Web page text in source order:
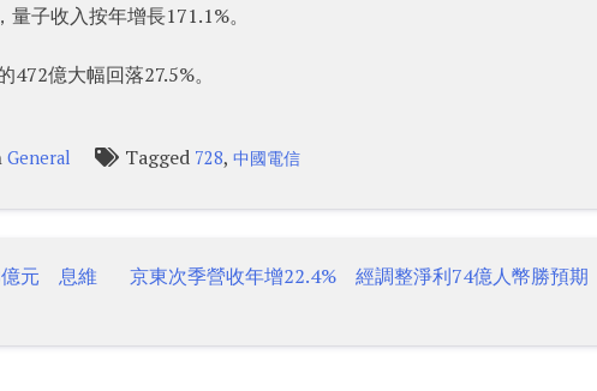
子收入按年增長171.1%。
億大幅回落27.5%。
General Tagged 728,中國電信
億元 息維
京東次季營收年增22.4% 經調整淨利74億人幣勝預期